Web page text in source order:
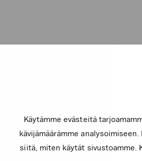
Käytämme evästeitä
kävijämäärämme
siitä, miten käytät sivustoamme.